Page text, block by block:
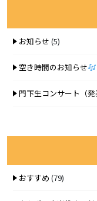
お知らせ (5)
空き時間のお知らせ
門下生コンサート（発
おすすめ (79)